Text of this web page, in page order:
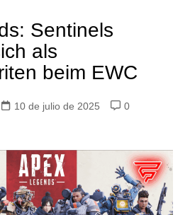
Sentinels
als
beim EWC
10 de julio de 2025
0